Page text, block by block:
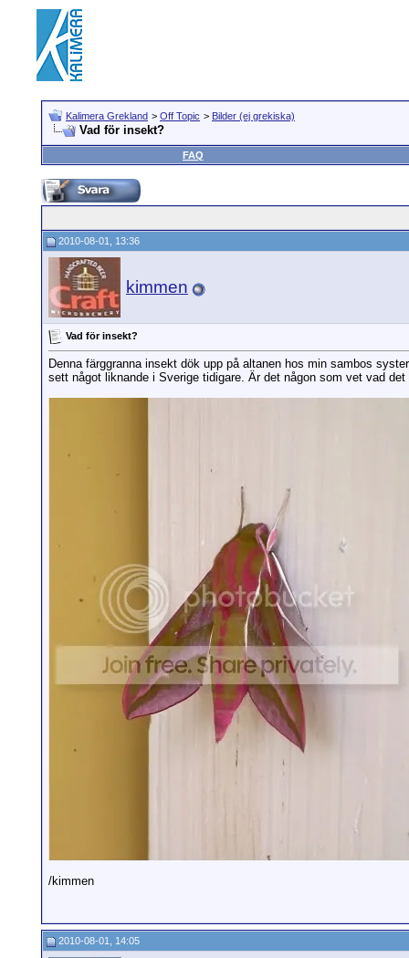
Kalimera Grekland > Off Topic > Bilder (ej grekiska)
Vad för insekt?
FAQ
2010-08-01, 13:36
kimmen
Vad för insekt?
Denna färggranna insekt dök upp på altanen hos min sambos
sett något liknande i Sverige tidigare. Är det någon som vet vad det
/kimmen
2010-08-01, 14:05